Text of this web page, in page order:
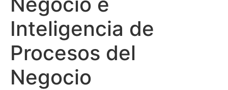
Inteligencia de
Procesos del
Negocio